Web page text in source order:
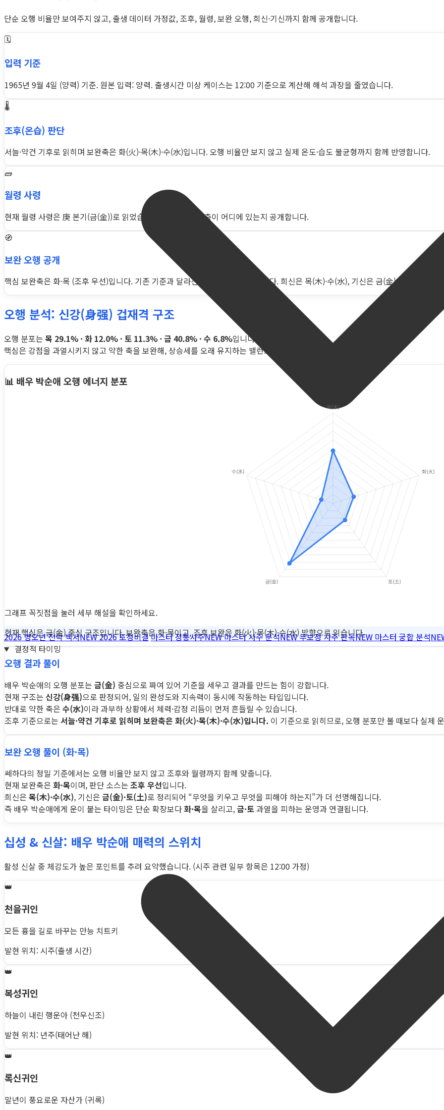
2026 병오년 전략 백서NEW 2026 토정비결마스터 정통사주NEW 마스터 사주 분석NEW 무보정 사주 판독NEW 마스터 궁합 분석
결정적 타이밍
단순 오행 비율만 보여주지 않고, 출생 데이터 가정값, 조후, 월령, 보완 오행, 희신·기신까지 함께 공개합니다.
🗓️
입력 기준
1965년 9월 4일 (양력) 기준. 원본 입력: 양력. 출생시간 미상 케이스는 12:00 기준으로 계산해 해석 과장을 줄였습니다.
🌡️
조후(온습) 판단
서늘·약건 기후로 읽히며 보완축은 화(火)·목(木)·수(水)입니다. 오행 비율만 보지 않고 실제 온도·습도 불균형까지 함께 반영합니다.
🧱
월령 사령
현재 월령 사령은 庚 본기(금(金))로 읽었습니다. 즉 계절 중심축이 어디에 있는지 공개합니다.
🧭
보완 오행 공개
핵심 보완축은 화·목 (조후 우선)입니다. 기존 기준과 달라진 지점까지 반영했습니다. 희신은 목(木)·수(水), 기신은 금(金)·토(土)으로
오행 분석: 신강(身强) 겁재격 구조
오행 분포는 목 29.1% · 화 12.0% · 토 11.3% · 금 40.8% · 수 6.8%입니다.
핵심은 강점을 과열시키지 않고 약한 축을 보완해, 상승세를 오래 유지하는 밸런스 운영입니다.
📊 배우 박순애 오행 에너지 분포
그래프 꼭짓점을 눌러 세부 해설을 확인하세요.
현재 핵심은 금(金) 중심 구조입니다. 보완축은 화·목이고, 조후 보완은 화(火)·목(木)·수(水) 방향으로 읽습니다.
오행 결과 풀이
배우 박순애의 오행 분포는 금(金) 중심으로 짜여 있어 기준을 세우고 결과를 만드는 힘이 강합니다.
현재 구조는 신강(身强)으로 판정되어, 일의 완성도와 지속력이 동시에 작동하는 타입입니다.
반대로 약한 축은 수(水)이라 과부하 상황에서 체력·감정 리듬이 먼저 흔들릴 수 있습니다.
조후 기준으로는 서늘·약건 기후로 읽히며 보완축은 화(火)·목(木)·수(水)입니다. 이 기준으로 읽히므로, 오행 분포만 볼 때보다 실제
보완 오행 풀이 (화·목)
쎄하다의 정밀 기준에서는 오행 비율만 보지 않고 조후와 월령까지 함께 맞춥니다.
현재 보완축은 화·목이며, 판단 소스는 조후 우선입니다.
희신은 목(木)·수(水), 기신은 금(金)·토(土)로 정리되어 “무엇을 키우고 무엇을 피해야 하는지”가 더 선명해집니다.
즉 배우 박순애에게 운이 붙는 타이밍은 단순 확장보다화·목을 살리고,금·토과열을 피하는 운영과 연결됩니다.
십성 & 신살: 배우 박순애 매력의 스위치
활성 신살 중 체감도가 높은 포인트를 추려 요약했습니다. (시주 관련 일부 항목은 12:00 가정)
👑
천을귀인
모든 흉을 길로 바꾸는 만능 치트키
발현 위치: 시주(출생 시간)
👑
복성귀인
하늘이 내린 행운아 (천우신조)
발현 위치: 년주(태어난 해)
👑
록신귀인
말년이 풍요로운 자산가 (귀록)